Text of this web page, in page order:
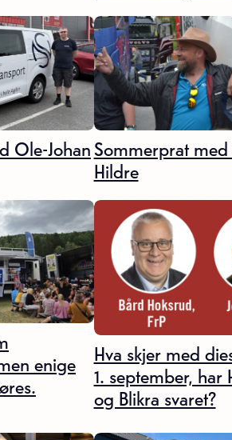
Ole-Johan Sommerprat
Hildre
enige
Hva skjer med
1. september, har
og Blikra svaret?